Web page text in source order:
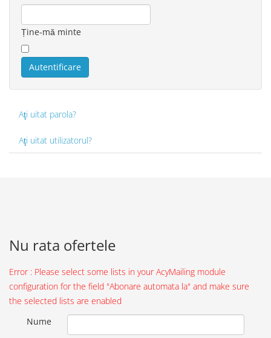
Ține-mă minte
Autentificare
Aţi uitat parola?
Aţi uitat utilizatorul?
Nu rata ofertele
Error : Please select some lists in your AcyMailing module
configuration for the field "Abonare automata la" and make sure
the selected lists are enabled
Nume